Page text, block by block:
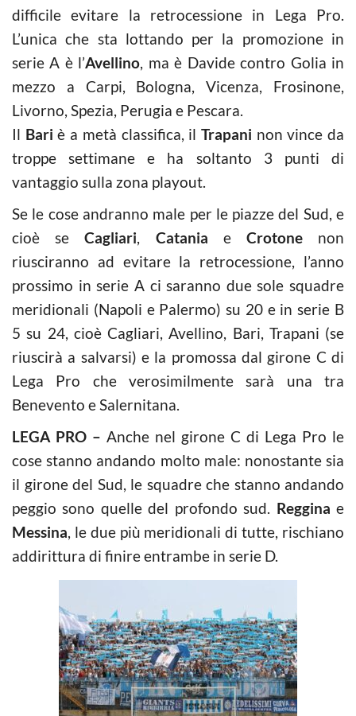
difficile evitare la retrocessione in Lega Pro.
L’unica che sta lottando per la promozione in
serie A è l’Avellino, ma è Davide contro Golia in
mezzo a Carpi, Bologna, Vicenza, Frosinone,
Livorno, Spezia, Perugia e Pescara.
Il Bari è a metà classifica, il Trapani non vince da
troppe settimane e ha soltanto 3 punti di
vantaggio sulla zona playout.
Se le cose andranno male per le piazze del Sud, e
cioè seCagliari, Catania e Crotonenon
riusciranno ad evitare la retrocessione, l’anno
prossimo in serie A ci saranno due sole squadre
meridionali (Napoli e Palermo) su 20 e in serie B
5 su 24, cioè Cagliari, Avellino, Bari, Trapani (se
riuscirà a salvarsi) e la promossa dal girone C di
Lega Pro che verosimilmente sarà una tra
Benevento e Salernitana.
LEGA PRO – Anche nel girone C di Lega Pro le
cose stanno andando molto male: nonostante sia
il girone del Sud, le squadre che stanno andando
peggio sono quelle del profondo sud. Reggina e
Messina, le due più meridionali di tutte, rischiano
addirittura di finire entrambe in serie D.